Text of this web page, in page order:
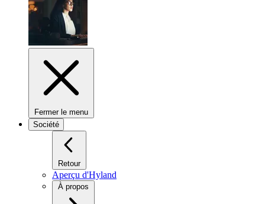
Fermer le menu
Société
Retour
Aperçu d'Hyland
À propos